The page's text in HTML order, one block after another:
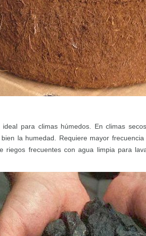
ideal para climas húmedos. En climas
la humedad. Requiere mayor
riegos frecuentes con agua limpia para